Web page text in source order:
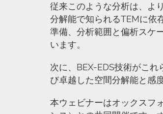
従来このような分析は、よ
分解能で知られるTEMに依
準備、分析範囲と偏析スケ
います。
次に、BEX-EDS技術がこ
び卓越した空間分解能と感
本ウェビナーはオックスフ